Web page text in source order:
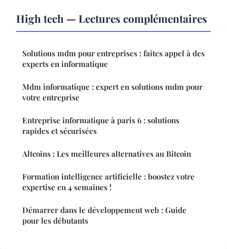
High tech — Lectures complémentaires
Solutions mdm pour entreprises : faites appel à des
experts en informatique
Mdm informatique : expert en solutions mdm pour
votre entreprise
Entreprise informatique à paris 6 : solutions
rapides et sécurisées
Altcoins : Les meilleures alternatives au Bitcoin
Formation intelligence artificielle : boostez votre
expertise en 4 semaines !
Démarrer dans le développement web : Guide
pour les débutants